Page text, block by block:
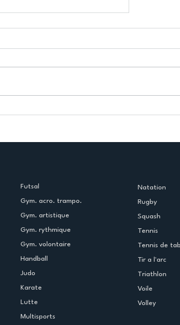
Championnats de France
cristoliens brillent en cette
Futsal
Gym. acro. trampo.
Gym. artistique
Gym. rythmique
Gym. volontaire
Handball
Judo
Karate
Lutte
Multisports
Natation
Rugby
Squash
Tennis
Tennis de
Tir a l'arc
Triathlon
Voile
Volley